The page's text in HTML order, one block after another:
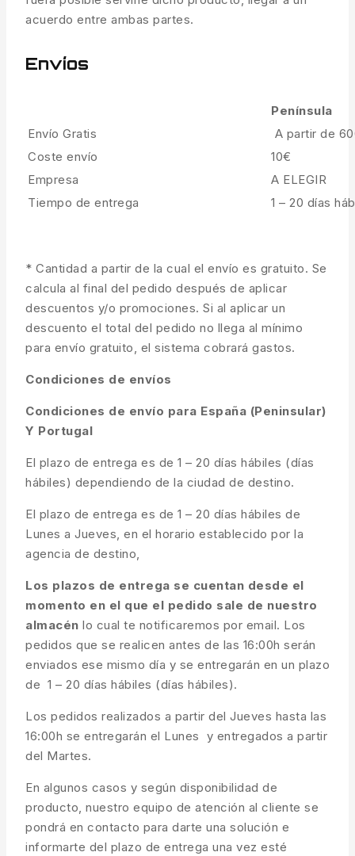
acuerdo entre ambas partes.
Envíos
Península
Envío Gratis
A partir de
Coste envío
10€
Empresa
A ELEGIR
Tiempo de entrega
1 – 20 días
* Cantidad a partir de la cual el envío es gratuito. Se
calcula al final del pedido después de aplicar
descuentos y/o promociones. Si al aplicar un
descuento el total del pedido no llega al mínimo
para envío gratuito, el sistema cobrará gastos.
Condiciones de envíos
Condiciones de envío para España (Peninsular)
Y Portugal
El plazo de entrega es de 1 – 20 días hábiles (días
hábiles) dependiendo de la ciudad de destino.
El plazo de entrega es de 1 – 20 días hábiles de
Lunes a Jueves, en el horario establecido por la
agencia de destino,
Los plazos de entrega se cuentan desde el
momento en el que el pedido sale de nuestro
almacén lo cual te notificaremos por email. Los
pedidos que se realicen antes de las 16:00h serán
enviados ese mismo día y se entregarán en un plazo
de 1 – 20 días hábiles (días hábiles).
Los pedidos realizados a partir del Jueves hasta las
16:00h se entregarán el Lunes y entregados a partir
del Martes.
En algunos casos y según disponibilidad de
producto, nuestro equipo de atención al cliente se
pondrá en contacto para darte una solución e
informarte del plazo de entrega una vez esté